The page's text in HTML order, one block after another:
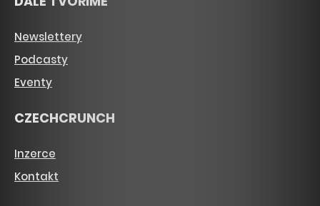
Newslettery
Podcasty
Eventy
CZECHCRUNCH
Inzerce
Kontakt